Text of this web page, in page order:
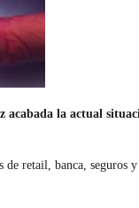
la actual
de retail, banca,